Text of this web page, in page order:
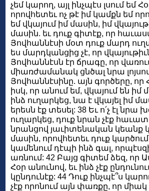
չեմ կարող, այլ ինչպէս լսում
որովհետեւ ոչ թէ իմ կամքն եմ
եմ վկայում իմ մասին, իմ
մասին. եւ դուք գիտէք, որ
Յովհաննէսի մօտ դուք մարդ
ես մարդկանցից չէ, որ
Յովհաննէսն էր ճրագը, որ
միառժամանակ ցնծալ նրա
Յովհաննէսինը. այն գործերը,
իսկ, որ անում եմ, վկայում են իմ
ինձ ուղարկեց, նա է վկայել իմ
երեսն էք տեսել: 38 Եւ ո՛չ էլ
ուղարկեց, դուք նրան չէք
նրանցով յաւիտենական կեանք
մասին, որովհետեւ դուք
կամենում դէպի ինձ գալ,
առնում: 42 Բայց գիտեմ ձեզ, որ
Հօր անունով, եւ ինձ չէք
կընդունէք: 44 Դուք ինչպէ՞ս
չէք որոնում այն փառքը, որ